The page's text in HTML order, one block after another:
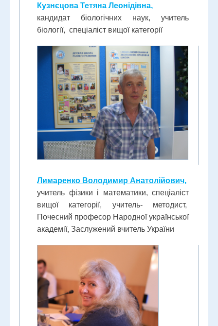
Кузнєцова Тетяна Леонідівна,
кандидат біологічних наук, учитель
біології, спеціаліст вищої категорії
Лимаренко Володимир Анатолійович,
учитель фізики і математики, спеціаліст
вищої категорії, учитель- методист,
Почесний професор Народної української
академії, Заслужений вчитель України